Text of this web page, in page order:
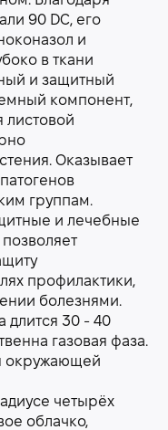
90 DC, его
и
в ткани
и защитный
компонент,
листовой
Оказывает
группам.
и лечебные
профилактики,
болезнями.
длится 30 - 40
газовая фаза.
окружающей
четырёх
облачко,